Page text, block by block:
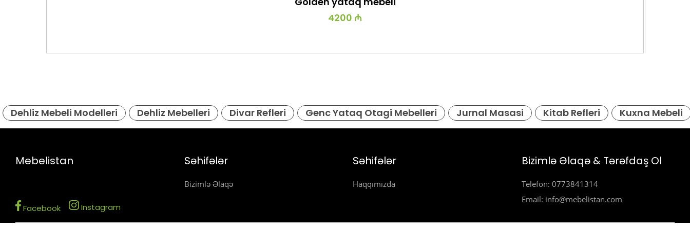
4200 ₼
Dehliz Mebeli Modelleri Dehliz Mebelleri Divar Refleri Genc Yataq Otagi Mebelleri Jurnal Masasi Kitab Refleri Kuxna Mebeli
Mebelistan
Facebook Instagram
Səhifələr
Bizimlə Əlaqə
Səhifələr
Haqqımızda
Bizimlə Əlaqə & Tərəfdaş Ol
Telefon: 0773841314
Email: info@mebelistan.com